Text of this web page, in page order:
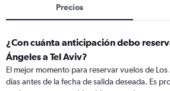
Precios
¿Con cuánta anticipación debo
Ángeles a Tel Aviv?
El mejor momento para reservar vuelos de Los
días antes de la fecha de salida deseada. Es